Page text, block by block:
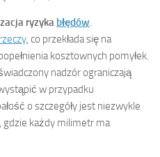
ryzyka błędów.
rzeczy, co przekłada się na
kosztownych pomyłek.
nadzór ograniczają
w przypadku
o szczegóły jest niezwykle
gdzie każdy milimetr ma